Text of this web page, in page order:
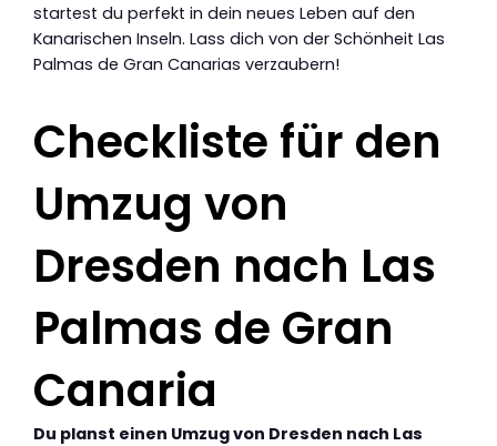
startest du perfekt in dein neues Leben auf den
Kanarischen Inseln. Lass dich von der Schönheit Las
Palmas de Gran Canarias verzaubern!
Checkliste für den
Umzug von
Dresden nach Las
Palmas de Gran
Canaria
Du planst einen Umzug von Dresden nach Las